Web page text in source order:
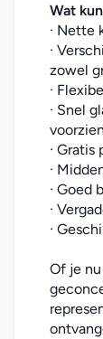
Wat
· Nette
·
zowel
·
· Snel
·
·
· Goed
·
·
Of je